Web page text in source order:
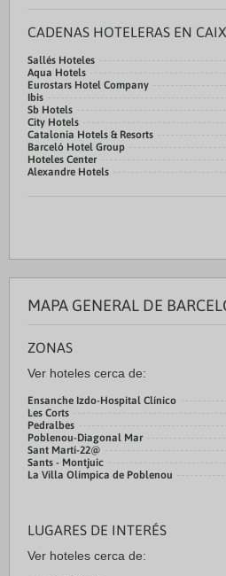
CADENAS HOTELERAS EN
Sallés Hoteles
Aqua Hotels
Eurostars Hotel Company
Ibis
Sb Hotels
City Hotels
Catalonia Hotels & Resorts
Barceló Hotel Group
Hoteles Center
Alexandre Hotels
MAPA GENERAL DE
ZONAS
Ver hoteles cerca de:
Ensanche Izdo-Hospital Clínico
Les Corts
Pedralbes
Poblenou-Diagonal Mar
Sant Martí-22@
Sants - Montjuic
La Villa Olímpica de Poblenou
LUGARES DE INTERÉS
Ver hoteles cerca de: